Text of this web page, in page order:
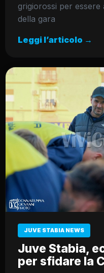
grigiorossi per
della gara
Leggi l’articolo →
JUVE STABIA NEWS
Juve Stabia,
per sfidare la